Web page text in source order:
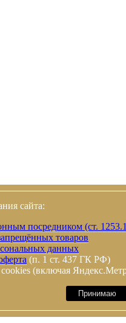
сайта:
посредником (ст.
товаров
данных
(п. 1 ст. 437 ГК РФ)
(включая
Принимаю